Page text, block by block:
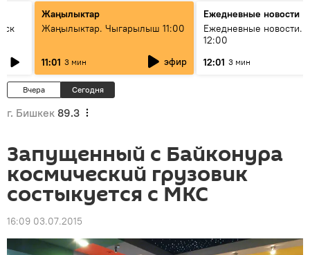
Жаңылыктар
Жаңылыктар. Чыгарылыш 11:00
11:01 3 мин эфир
Ежедневные новости
Ежедневные новости.
12:00
12:01 3 мин
Вчера Сегодня
г. Бишкек 89.3
Запущенный с Байконура
космический грузовик
состыкуется с МКС
16:09 03.07.2015